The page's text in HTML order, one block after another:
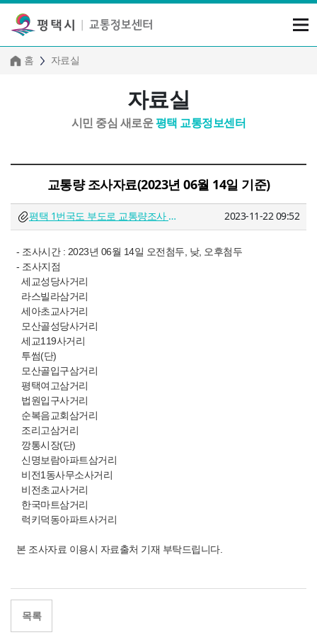
홈 자료실
자료실
시민 중심 새로운평택 교통정보센터
교통량 조사자료(2023년 06월 14일 기준)
평택 1번국도 부도로 교통량조사 코딩완료.xlsx 2023-11-22 09:52
- 조사시간 : 2023년 06월 14일 오전첨두, 낮, 오후첨두
- 조사지점
세교성당사거리
라스빌라삼거리
세아초교사거리
모산골성당사거리
세교119사거리
투썸(단)
모산골입구삼거리
평택여고삼거리
법원입구사거리
순복음교회삼거리
조리고삼거리
깡통시장(단)
신명보람아파트삼거리
비전1동사무소사거리
비전초교사거리
한국마트삼거리
럭키덕동아파트사거리
본 조사자료 이용시 자료출처 기재 부탁드립니다.
목록